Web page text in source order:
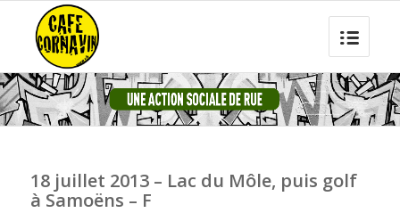
18 juillet 2013 – Lac du Môle, puis golf
à Samoëns – F